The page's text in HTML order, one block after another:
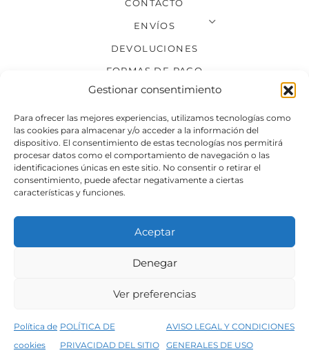
Gestionar consentimiento
Para ofrecer las mejores experiencias, utilizamos tecnologías como
las cookies para almacenar y/o acceder a la información del
dispositivo. El consentimiento de estas tecnologías nos permitirá
procesar datos como el comportamiento de navegación o las
identificaciones únicas en este sitio. No consentir o retirar el
consentimiento, puede afectar negativamente a ciertas
características y funciones.
Aceptar
Denegar
Ver preferencias
Política de
cookies
POLÍTICA DE
PRIVACIDAD DEL SITIO
AVISO LEGAL Y CONDICIONES
GENERALES DE USO
CONTACTO
ENVÍOS
DEVOLUCIONES
FORMAS DE PAGO
SÍGUENOS
Condiciones generales de venta
Política de privacidad del sitio web